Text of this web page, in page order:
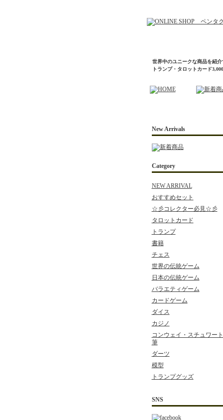
世界中のユニークな商品を紹
トランプ・タロットカード
New Arrivals
Category
NEW ARRIVAL
おすすめセット
☆彡コレクター必見☆彡
タロットカード
トランプ
書籍
チェス
世界の伝統ゲーム
日本の伝統ゲーム
バラエティゲーム
カードゲーム
ダイス
カジノ
コンウェイ・スチュワー
筆
ダーツ
模型
トランプグッズ
SNS